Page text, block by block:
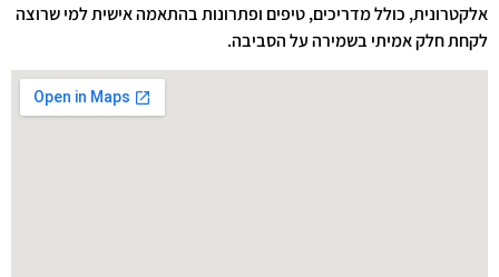
אלקטרונית, כולל מדריכים, טיפים ופתרונות בהתאמה אישית למי שרוצה
לקחת חלק אמיתי בשמירה על הסביבה.